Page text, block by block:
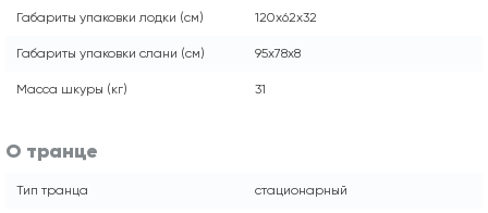
Габариты упаковки лодки (см) 120x62x32
Габариты упаковки слани (см) 95х78х8
Масса шкуры (кг) 31
О транце
Тип транца стационарный